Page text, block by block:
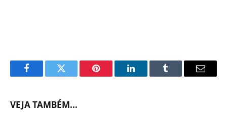
FacebookTwitter Pinterest LinkedInTumblr Email
VEJA TAMBÉM...